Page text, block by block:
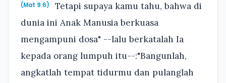
(Mat 9:6)
Tetapi supaya kamu tahu, bahwa di
dunia ini Anak Manusia berkuasa
mengampuni dosa" --lalu berkatalah Ia
kepada orang lumpuh itu--:"Bangunlah,
angkatlah tempat tidurmu dan pulanglah